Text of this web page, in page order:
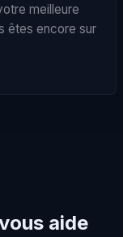
meilleure
êtes encore sur
aide